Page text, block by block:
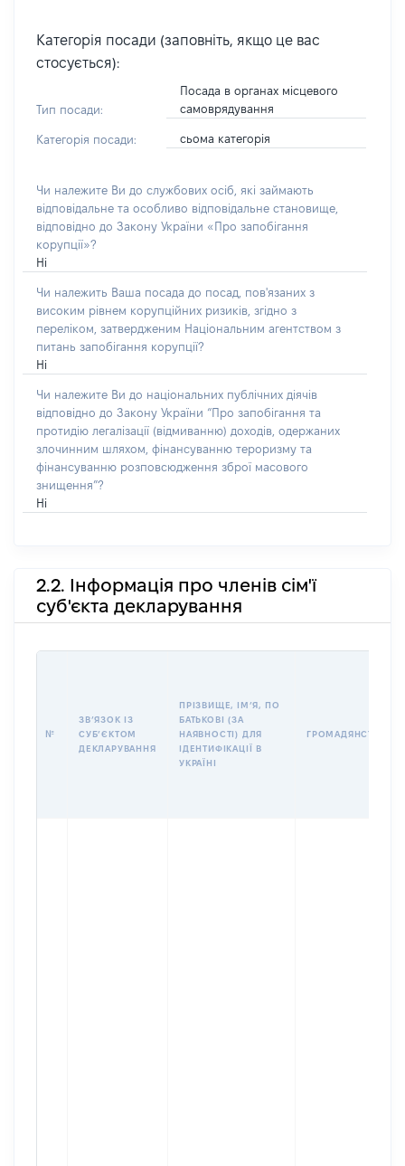
Категорія посади (заповніть, якщо це вас
стосується):
Тип посади:
Посада в органах місцевого
самоврядування
Категорія посади: сьома категорія
Чи належите Ви до службових осіб, які займають
відповідальне та особливо відповідальне становище,
відповідно до Закону України «Про запобігання
корупції»?
Ні
Чи належить Ваша посада до посад, пов'язаних з
високим рівнем корупційних ризиків, згідно з
переліком, затвердженим Національним агентством з
питань запобігання корупції?
Ні
Чи належите Ви до національних публічних діячів
відповідно до Закону України “Про запобігання та
протидію легалізації (відмиванню) доходів, одержаних
злочинним шляхом, фінансуванню тероризму та
фінансуванню розповсюдження зброї масового
знищення”?
Ні
2.2. Інформація про членів сім'ї
суб'єкта декларування
№
ЗВʼЯЗОК ІЗ
СУБʼЄКТОМ
ДЕКЛАРУВАННЯ
ПРІЗВИЩЕ, ІМʼЯ, ПО
БАТЬКОВІ (ЗА
НАЯВНОСТІ) ДЛЯ
ІДЕНТИФІКАЦІЇ В
УКРАЇНІ
ГРОМАДЯНСТВО